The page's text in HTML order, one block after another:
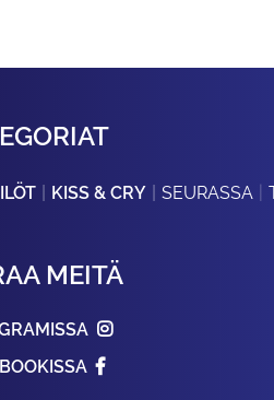
KISS & CRY SEURASSA
MEITÄ